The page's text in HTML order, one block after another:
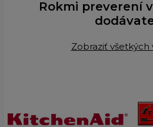
Rokmi preverení
Zobraziť všetkých